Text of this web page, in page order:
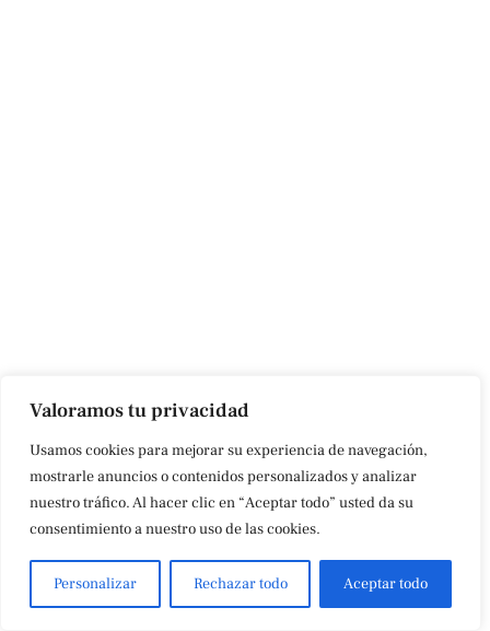
Valoramos tu privacidad
Usamos cookies para mejorar su experiencia de navegación,
mostrarle anuncios o contenidos personalizados y analizar
nuestro tráfico. Al hacer clic en “Aceptar todo” usted da su
consentimiento a nuestro uso de las cookies.
Personalizar Rechazar todo Aceptar todo